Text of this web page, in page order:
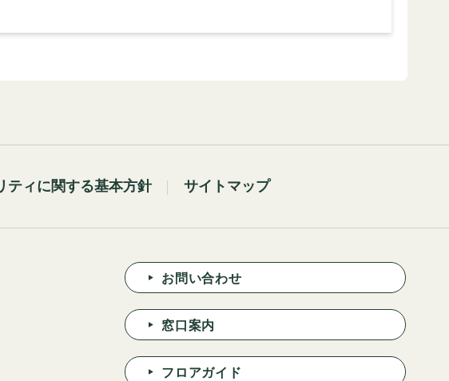
ティに関する基本方針 サイトマップ
お問い合わせ
窓口案内
フロアガイド